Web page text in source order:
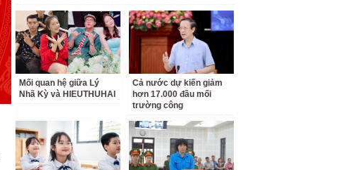
Mối quan hệ giữa Lý
Nhã Kỳ và HIEUTHUHAI
Cả nước dự kiến giảm
hơn 17.000 đầu mối
trường công